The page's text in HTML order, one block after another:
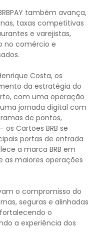
também avança,
taxas competitivas
e varejistas,
no comércio e
Costa, os
da estratégia do
com uma operação
jornada digital com
de pontos,
Cartões BRB se
portas de entrada
a marca BRB em
as maiores operações
o compromisso do
seguras e alinhadas
o
a experiência dos